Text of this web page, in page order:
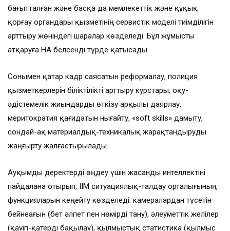
бағытталған және басқа да мемлекеттік және құқық
қорғау органдары қызметінің сервистік моделі тиімділігін
арттыру жөніндегі шаралар көзделеді. Бұл жұмысты
атқаруға НҚА белсенді түрде қатысады.
Сонымен қатар кадр саясатын реформалау, полиция
қызметкерлерін біліктілікті арттыру курстары, оқу-
әдістемелік жиындарды өткізу арқылы даярлау,
меритократия қағидатын нығайту, «soft skills» дамыту,
сондай-ақ материалдық-техникалық жарақтандыруды
жаңғырту жалғастырылады.
Ауқымды деректерді өңдеу үшін жасанды интеллектіні
пайдалана отырып, ІІМ ситуациялық-талдау орталығының
функцияларын кеңейту көзделеді: камералардан түсетін
бейнеағын (бет әлпет пен нөмірді тану), әлеуметтік желілер
(қауіп-қатерді бақылау), қылмыстық статистика (қылмыс